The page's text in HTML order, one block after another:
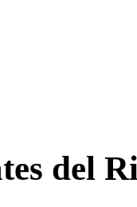
del